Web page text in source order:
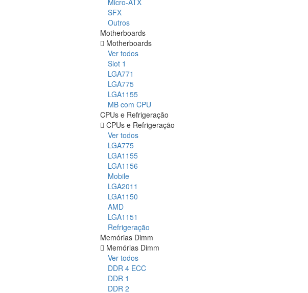
SFX
Outros
Motherboards
Motherboards
Ver todos
Slot 1
LGA771
LGA775
LGA1155
MB com CPU
CPUs e Refrigeração
CPUs e Refrigeração
Ver todos
LGA775
LGA1155
LGA1156
Mobile
LGA2011
LGA1150
AMD
LGA1151
Refrigeração
Memórias Dimm
Memórias Dimm
Ver todos
DDR 4 ECC
DDR 1
DDR 2